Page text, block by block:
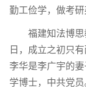
勤工俭学，做考研
福建知法博
日，成立之初只
李华是李广宇的
学博士，中共党